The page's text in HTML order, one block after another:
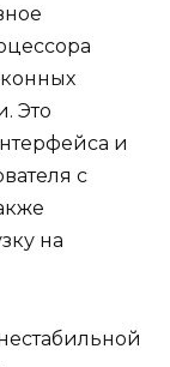
Это
и
с
на